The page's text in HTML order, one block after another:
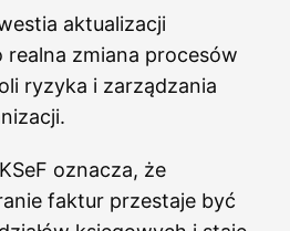
aktualizacji
zmiana procesów
ryzyka i zarządzania
oznacza, że
faktur przestaje być